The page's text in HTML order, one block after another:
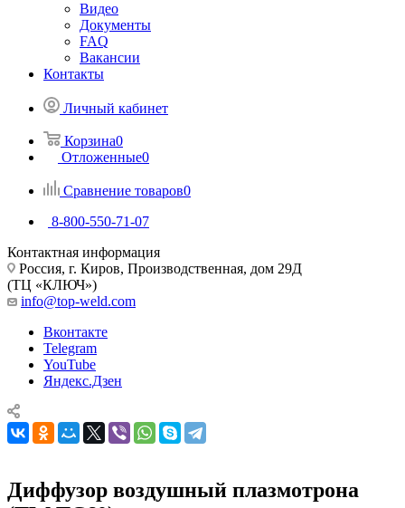
Видео
Документы
FAQ
Вакансии
Контакты
Личный кабинет
Корзина0
Отложенные0
Сравнение товаров0
8-800-550-71-07
Контактная информация
Россия, г. Киров, Производственная, дом 29Д
(ТЦ «КЛЮЧ»)
info@top-weld.com
Вконтакте
Telegram
YouTube
Яндекс.Дзен
Диффузор воздушный плазмотрона